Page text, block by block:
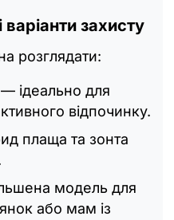
захисту
розглядати:
— ідеально для
відпочинку.
плаща та зонта
модель для
або мам із